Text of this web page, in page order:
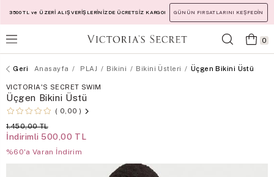
3500 TL ve ÜZERİ ALIŞVERİŞLERİNİZDE ÜCRETSİZ KARGO! GÜNÜN FIRSATLARINI KEŞFEDİN
0
Anasayfa PLAJ Bikini Bikini Üstleri Üçgen Bikini Üstü
VICTORIA'S SECRET SWIM
Üçgen Bikini Üstü
0,00
1.450,00 TL
İndirimli 500,00 TL
%60'a Varan İndirim